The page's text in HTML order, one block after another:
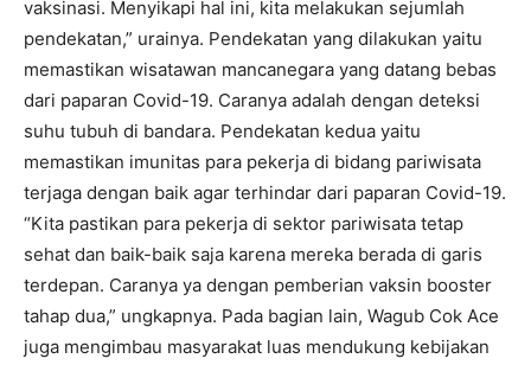
vaksinasi. Menyikapi hal ini, kita melakukan sejumlah
pendekatan,” urainya. Pendekatan yang dilakukan yaitu
memastikan wisatawan mancanegara yang datang bebas
dari paparan Covid-19. Caranya adalah dengan deteksi
suhu tubuh di bandara. Pendekatan kedua yaitu
memastikan imunitas para pekerja di bidang pariwisata
terjaga dengan baik agar terhindar dari paparan Covid-19.
“Kita pastikan para pekerja di sektor pariwisata tetap
sehat dan baik-baik saja karena mereka berada di garis
terdepan. Caranya ya dengan pemberian vaksin booster
tahap dua,” ungkapnya. Pada bagian lain, Wagub Cok Ace
juga mengimbau masyarakat luas mendukung kebijakan